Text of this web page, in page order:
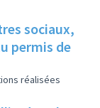
sociaux,
permis de
réalisées